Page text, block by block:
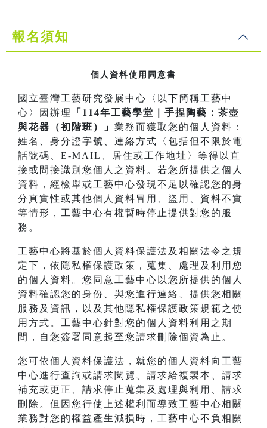
報名須知
個人資料使用同意書
國立臺灣工藝研究發展中心〈以下簡稱工藝中
心〉因辦理
「114年工藝學堂｜手捏陶藝：茶壺
與花器（初階班）」 業務而獲取您的個人資料：
姓名、身分證字號、連絡方式〈包括但不限於電
話號碼、E-MAIL、居住或工作地址〉等得以直
接或間接識別您個人之資料。若您所提供之個人
資料，經檢舉或工藝中心發現不足以確認您的身
分真實性或其他個人資料冒用、盜用、資料不實
等情形，工藝中心有權暫時停止提供對您的服
務。
工藝中心將基於個人資料保護法及相關法令之規
定下，依隱私權保護政策，蒐集、處理及利用您
的個人資料。您同意工藝中心以您所提供的個人
資料確認您的身份、與您進行連絡、提供您相關
服務及資訊，以及其他隱私權保護政策規範之使
用方式。工藝中心針對您的個人資料利用之期
間，自您簽署同意起至您請求刪除個資為止。
您可依個人資料保護法，就您的個人資料向工藝
中心進行查詢或請求閱覽、請求給複製本、請求
補充或更正、請求停止蒐集及處理與利用、請求
刪除。但因您行使上述權利而導致工藝中心相關
業務對您的權益產生減損時，工藝中心不負相關